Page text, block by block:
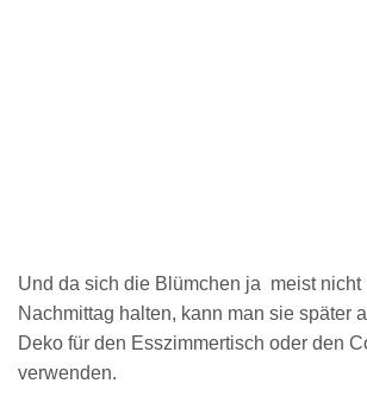
Und da sich die Blümchen ja meist nicht
Nachmittag halten, kann man sie später
Deko für den Esszimmertisch oder den
verwenden.